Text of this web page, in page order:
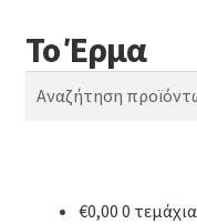
Απευθείας
μετάβαση
στην
Μετάβαση
σε
περιεχόμενο
Το Έρμα
Αναζήτηση
Αναζήτηση
€0,00 0 τεμάχια